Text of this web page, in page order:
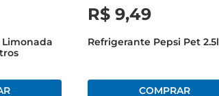
R$ 9,49
Refrigerante Pepsi Pet 2.5l